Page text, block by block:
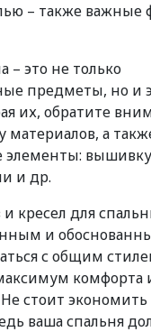
– также важные
– это не только
предметы, но и
их, обратите
материалов, а
и др.
и кресел для
и
с общим
комфорта
стоит экономить
ваша спальня